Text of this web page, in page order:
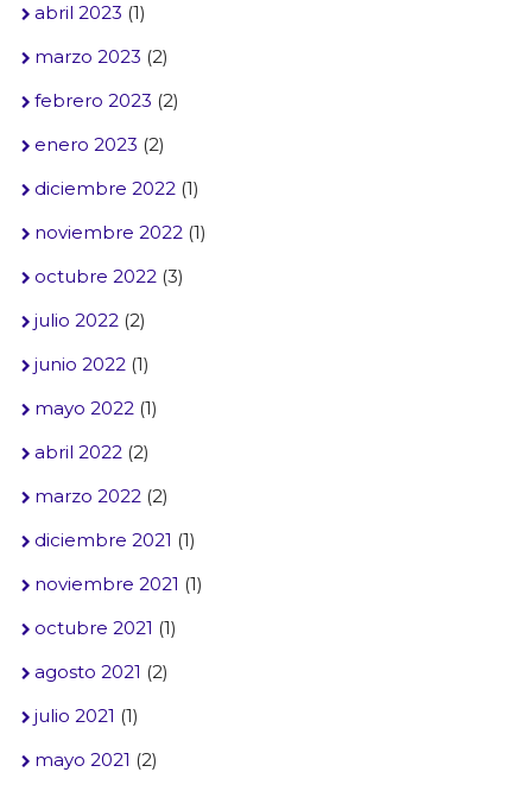
abril 2023 (1)
marzo 2023 (2)
febrero 2023 (2)
enero 2023 (2)
diciembre 2022(1)
noviembre 2022(1)
octubre 2022(3)
julio 2022(2)
junio 2022(1)
mayo 2022(1)
abril 2022(2)
marzo 2022(2)
diciembre 2021 (1)
noviembre 2021 (1)
octubre 2021 (1)
agosto 2021 (2)
julio 2021 (1)
mayo 2021 (2)